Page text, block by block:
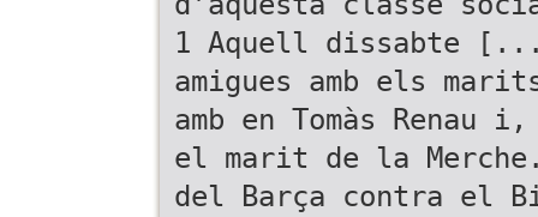
1 Aquell dissabte
amigues amb els
amb en Tomàs Renau
el marit de la
del Barça contra el